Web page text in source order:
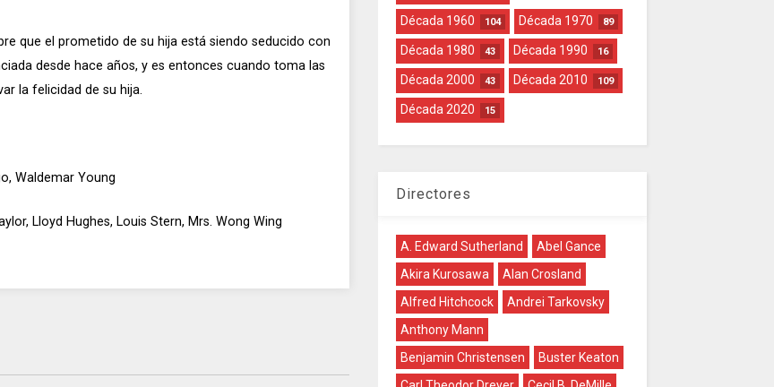
que el prometido de su hija está siendo seducido con
desde hace años, y es entonces cuando toma las
la felicidad de su hija.
Waldemar Young
Lloyd Hughes, Louis Stern, Mrs. Wong Wing
Década 1960 104 Década 1970 89
Década 1980 43 Década 1990 16
Década 2000 43 Década 2010 109
Década 2020 15
Directores
A. Edward Sutherland
Abel Gance
Akira Kurosawa
Alan Crosland
Alfred Hitchcock
Andrei Tarkovsky
Anthony Mann
Benjamin Christensen
Buster Keaton